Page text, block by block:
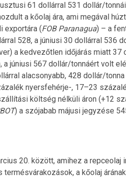
61 dollárral 531 dollár/
a kőolaj ára, ami megával
exportára (FOB Paranagua) – a
528, a júniusi 30 dollárral 536
a kedvezőtlen időjárás miatt 37
júniusi 567 dollár/tonnáért volt
alacsonyabb, 428 dollár/
nyersfehérje-, 17–23
költség nélküli áron (+12
) a szójabab májusi jegyzése
20. között, amihez a repceolaj
a kőolaj